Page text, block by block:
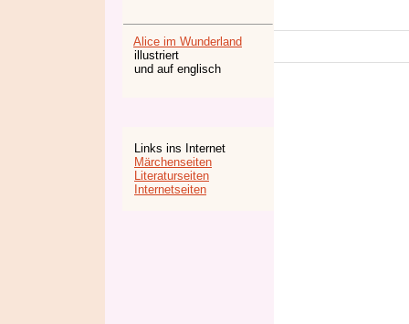
Alice im Wunderland
illustriert
und auf englisch
Links ins Internet
Märchenseiten
Literaturseiten
Internetseiten